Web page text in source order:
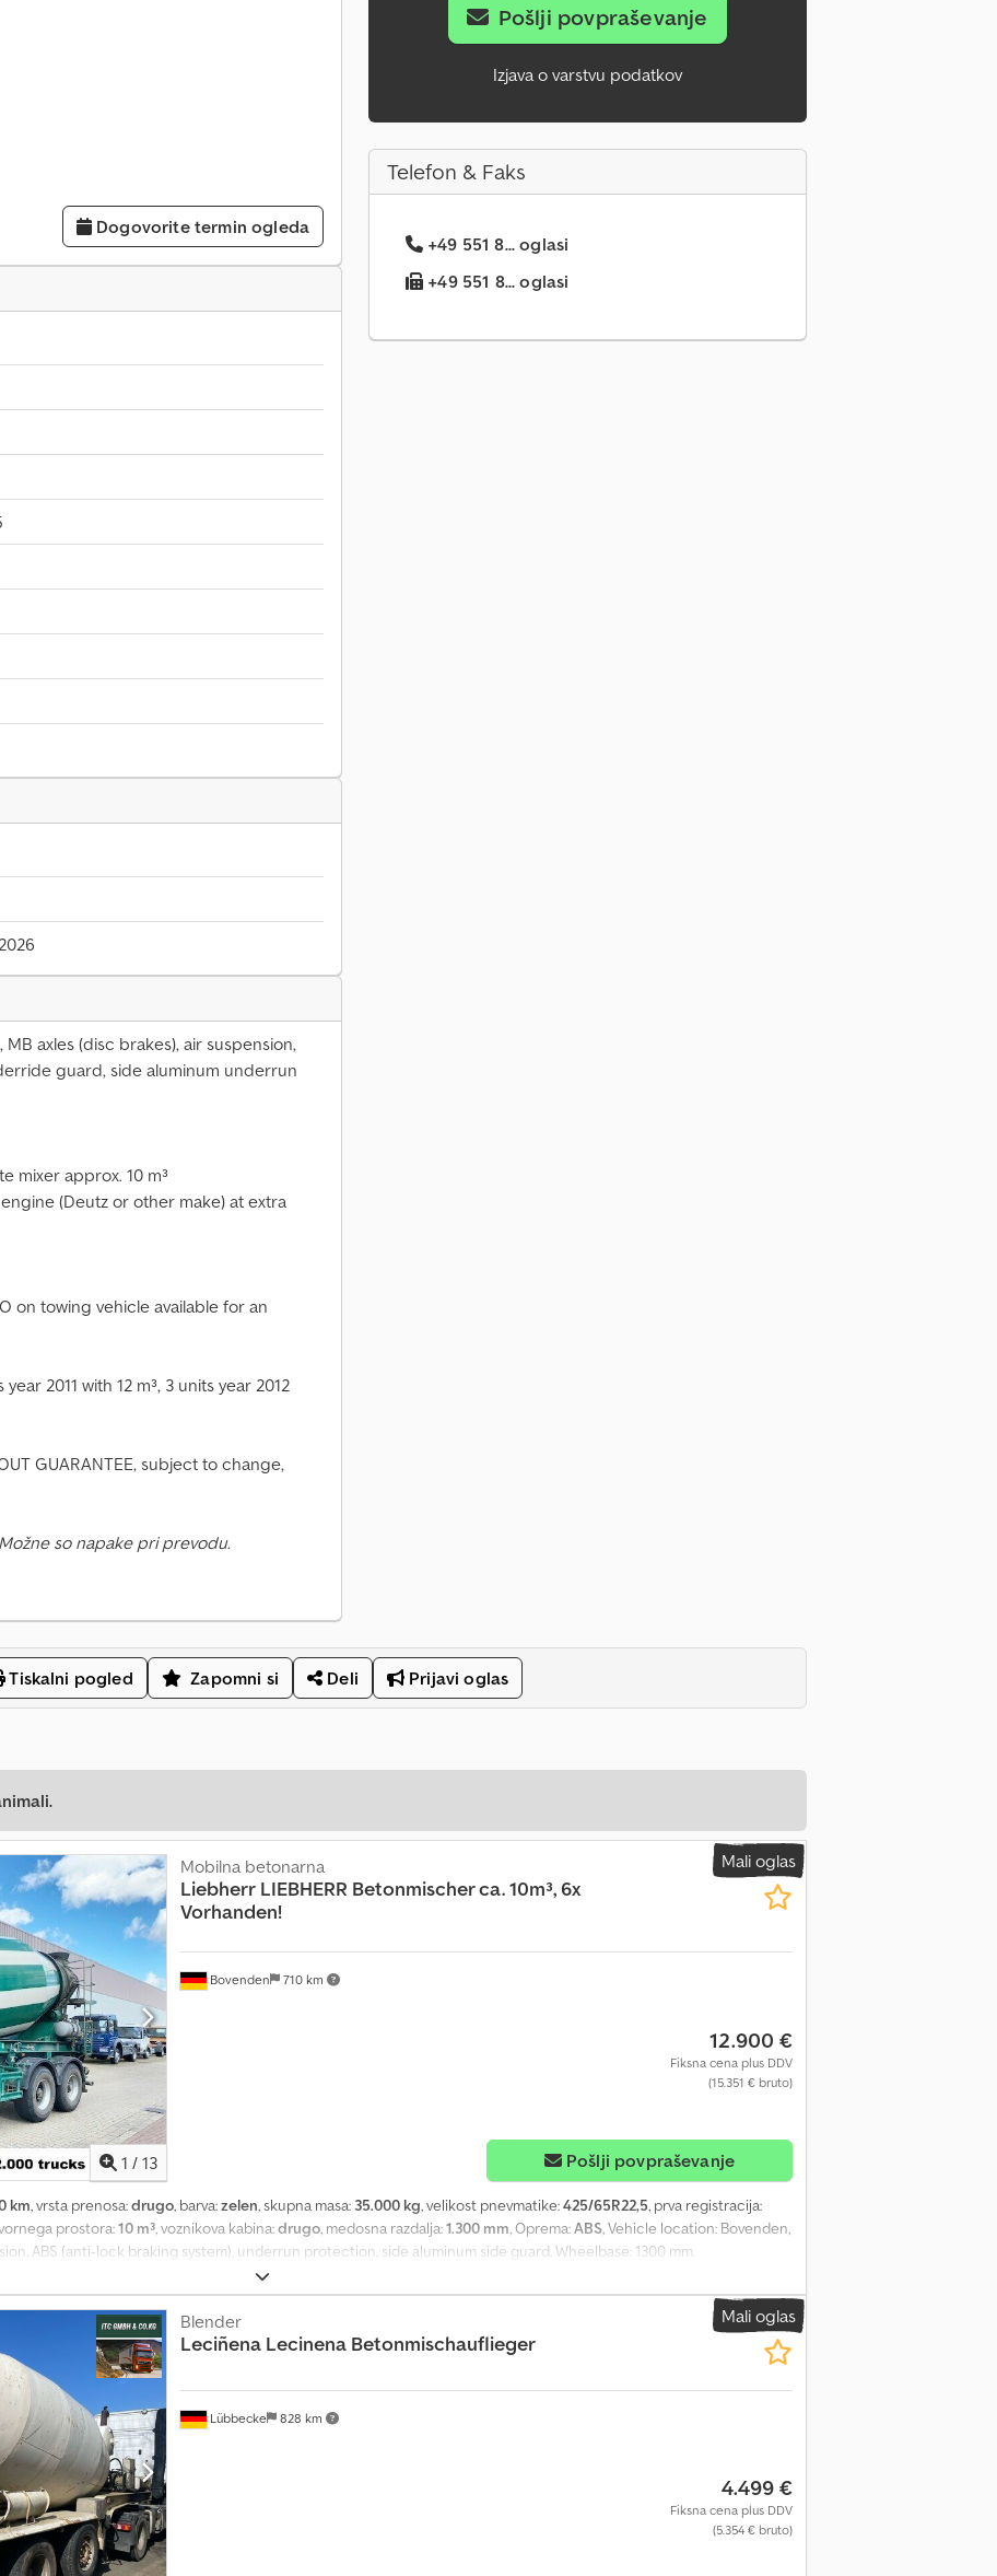
Dogovorite termin ogleda
axles (disc brakes), air suspension,
guard, side aluminum underrun
mixer approx. 10 m³
(Deutz or other make) at extra
on towing vehicle available for an
2011 with 12 m³, 3 units year 2012
GUARANTEE, subject to change,
so napake pri prevodu.
Pošlji povpraševanje
Izjava o varstvu podatkov
Telefon & Faks
+49 551 8... oglasi
+49 551 8... oglasi
Tiskalni pogled Zapomni si Deli Prijavi oglas
Mali oglas
1 / 13
Bovenden 710 km
Mobilna betonarna
Liebherr LIEBHERR Betonmischer ca. 10m³, 6x
Vorhanden!
12.900 €
Fiksna cena plus DDV
(15.351 € bruto)
Pošlji povpraševanje
km, vrsta prenosa:drugo, barva:zelen, skupna masa: 35.000 kg, velikost pnevmatike:425/65R22,5, prva registracija:
prostora:10 m³, voznikova kabina:drugo, medosna razdalja:1.300 mm, Oprema:ABS, Vehicle location: Bovenden,
ABS (anti-lock braking system), underrun protection, side aluminum side guard. Wheelbase: 1300 mm.
approx. 10m³. Can be retrofitted with a separate engine (Deutz or other make) at extra cost! Dcsdpfji Rlc Ujx Adpsk
vehicle available at a surcharge of €3,900 net! 6 units year 2009 with 10m³, 2 units year 2011 with 12m³, 3 units
WITHOUT GUARANTEE, subject to change, prior sale, and errors excepted.
Mali oglas
Lübbecke 828 km
Blender
Leciñena Lecinena Betonmischauflieger
4.499 €
Fiksna cena plus DDV
(5.354 € bruto)